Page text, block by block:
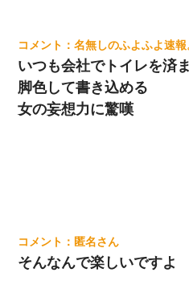
名無しのふよふよ速報
いつも会社でトイレを済
脚色して書き込める
女の妄想力に驚嘆
匿名
そんなんで楽しいですよ